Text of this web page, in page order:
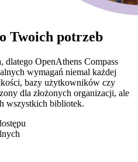
Twoich potrzeb
OpenAthens Compass
wymagań niemal każdej
bazy użytkowników czy
dla złożonych organizacji, ale
wszystkich bibliotek.